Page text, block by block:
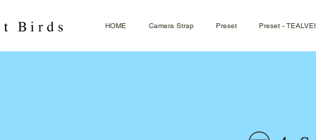
HOME Camera Strap Preset Preset -